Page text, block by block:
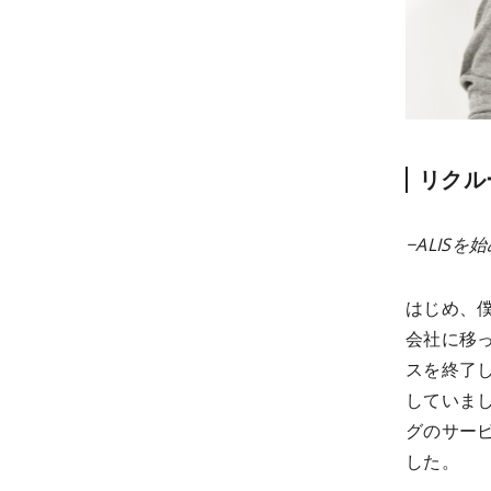
リク
−ALISを
はじめ、
会社に移
スを終了
していま
グのサー
した。